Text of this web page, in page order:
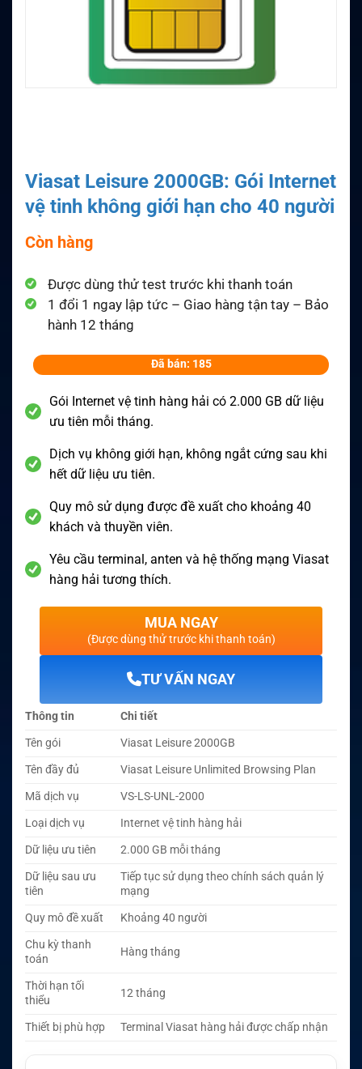
Viasat Leisure 2000GB: Gói Internet
vệ tinh không giới hạn cho 40 người
Còn hàng
Được dùng thử test trước khi thanh toán
1 đổi 1 ngay lập tức – Giao hàng tận tay – Bảo
hành 12 tháng
Đã bán: 185
Gói Internet vệ tinh hàng hải có 2.000 GB dữ liệu
ưu tiên mỗi tháng.
Dịch vụ không giới hạn, không ngắt cứng sau khi
hết dữ liệu ưu tiên.
Quy mô sử dụng được đề xuất cho khoảng 40
khách và thuyền viên.
Yêu cầu terminal, anten và hệ thống mạng Viasat
hàng hải tương thích.
MUA NGAY
(Được dùng thử trước khi thanh toán)
TƯ VẤN NGAY
Thông tin
Chi tiết
Tên gói
Viasat Leisure 2000GB
Tên đầy đủ
Viasat Leisure Unlimited Browsing Plan
Mã dịch vụ
VS-LS-UNL-2000
Loại dịch vụ
Internet vệ tinh hàng hải
Dữ liệu ưu tiên
2.000 GB mỗi tháng
Dữ liệu sau ưu
tiên
Tiếp tục sử dụng theo chính sách quản lý
mạng
Quy mô đề xuất
Khoảng 40 người
Chu kỳ thanh
toán
Hàng tháng
Thời hạn tối
thiểu
12 tháng
Thiết bị phù hợp Terminal Viasat hàng hải được chấp nhận